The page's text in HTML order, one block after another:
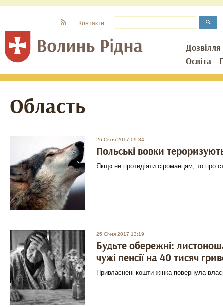
Дозвілля
Освіта
Контакти
Область
26 Січня 2017 09:34
Польські вовки
Якщо не протидіяти сіроманцям, то про
25 Січня 2017 13:19
Будьте обережні:
чужі пенсії на 40 тисяч
Привласнені кошти жінка повернула